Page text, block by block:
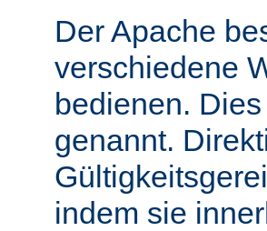
Der Apache
verschiedene
bedienen.
genannt.
indem sie